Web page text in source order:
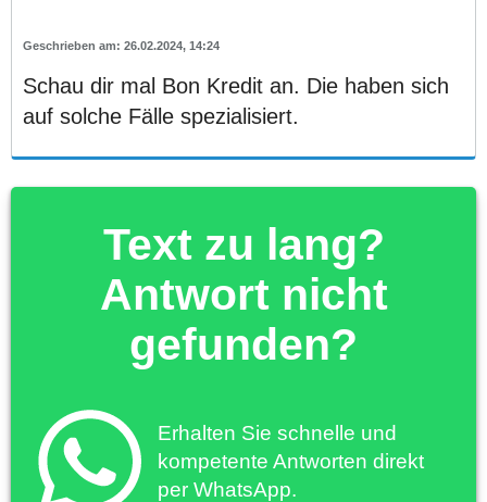
26.02.2024, 14:24
Schau dir mal Bon Kredit an. Die haben sich
auf solche Fälle spezialisiert.
Text zu lang?
Antwort nicht
gefunden?
Erhalten Sie schnelle und
kompetente Antworten direkt
per WhatsApp.